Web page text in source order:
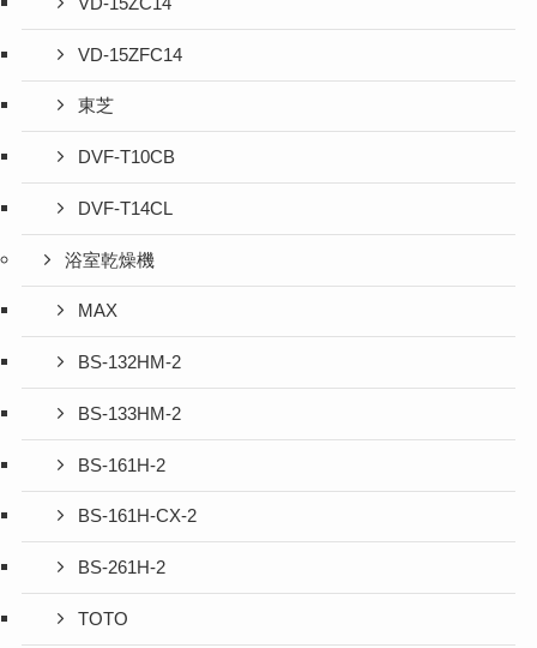
VD-15ZFC14
東芝
DVF-T10CB
DVF-T14CL
浴室乾燥機
MAX
BS-132HM-2
BS-133HM-2
BS-161H-2
BS-161H-CX-2
BS-261H-2
TOTO